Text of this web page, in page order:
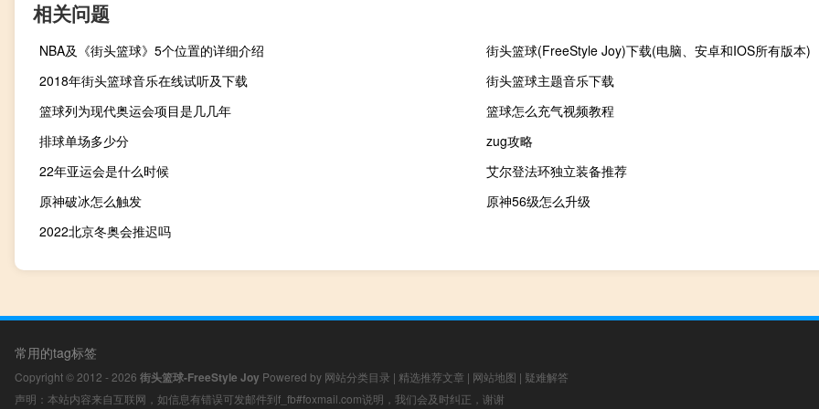
相关问题
NBA及《街头篮球》5个位置的详细介绍
街头篮球(FreeStyle Joy)下载(电脑、安卓和IOS所有版本)
2018年街头篮球音乐在线试听及下载
街头篮球主题音乐下载
篮球列为现代奥运会项目是几几年
篮球怎么充气视频教程
排球单场多少分
zug攻略
22年亚运会是什么时候
艾尔登法环独立装备推荐
原神破冰怎么触发
原神56级怎么升级
2022北京冬奥会推迟吗
常用的tag标签
Copyright © 2012 - 2026 街头篮球-FreeStyle Joy Powered by 网站分类目录 | 精选推荐文章 | 网站地图 | 疑难解答
声明：本站内容来自互联网，如信息有错误可发邮件到f_fb#foxmail.com说明，我们会及时纠正，谢谢